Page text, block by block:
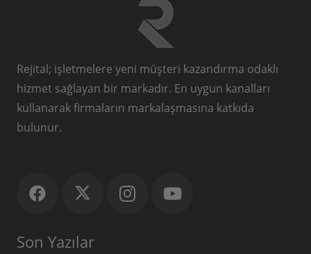
Rejital; işletmelere yeni müşteri kazandırma odaklı
hizmet sağlayan bir markadır. En uygun kanalları
kullanarak firmaların markalaşmasına katkıda
bulunur.
Son Yazılar